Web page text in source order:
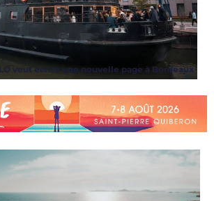
veut écrire une nouvelle page à Bordeaux